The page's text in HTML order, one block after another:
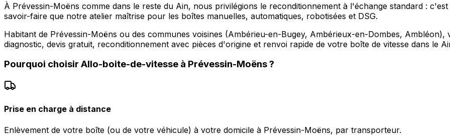
À Prévessin-Moëns comme dans le reste du Ain, nous privilégions le reconditionnement à l'échange standard :
savoir-faire que notre atelier maîtrise pour les boîtes manuelles, automatiques, robotisées et DSG.
Habitant de Prévessin-Moëns ou des communes voisines (Ambérieu-en-Bugey, Ambérieux-en-Dombes,
diagnostic, devis gratuit, reconditionnement avec pièces d'origine et renvoi rapide de votre boîte de vitesse dans le
Pourquoi choisir Allo-boite-de-vitesse à Prévessin-Moëns?
Prise en charge à distance
Enlèvement de votre boîte (ou de votre véhicule) à votre domicile à Prévessin-Moëns, par transporteur.